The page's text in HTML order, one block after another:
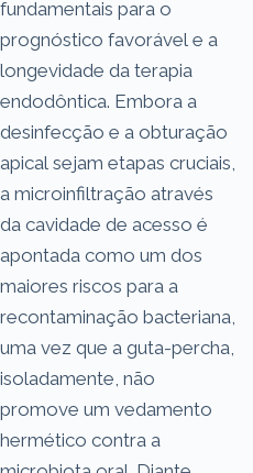
fundamentais para o
prognóstico favorável e a
longevidade da terapia
endodôntica. Embora a
desinfecção e a obturação
apical sejam etapas cruciais,
a microinfiltração através
da cavidade de acesso é
apontada como um dos
maiores riscos para a
recontaminação bacteriana,
uma vez que a guta-percha,
isoladamente, não
promove um vedamento
hermético contra a